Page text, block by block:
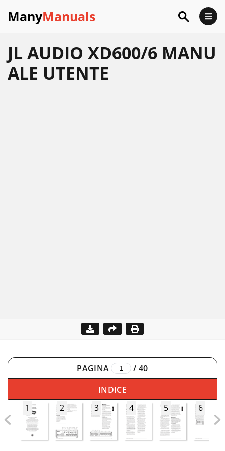
ManyManuals
JL AUDIO XD600/6 MANU
ALE UTENTE
PAGINA / 40
INDICE
1
2 3 4 5 6